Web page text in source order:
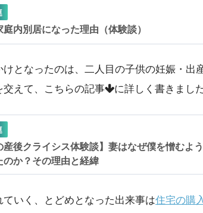
庭内別居になった理由（体験談）
となったのは、二人目の子供の妊娠・出
交えて、こちらの記事 に詳しく書きました
産後クライシス体験談】妻はなぜ僕を憎むよ
のか？その理由と経緯
いく、とどめとなった出来事は住宅の購入